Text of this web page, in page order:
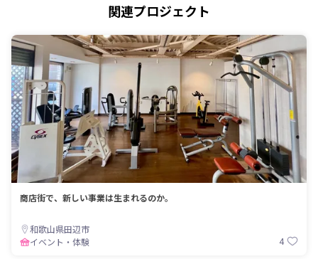
関連プロジェクト
商店街で、新しい事業は生まれるのか。
和歌山県田辺市
イベント・体験
4